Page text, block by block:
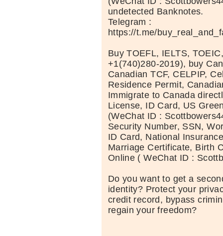
undetected Banknotes.
Telegram :
https://t.me/
Buy TOEFL, IELTS,
+1(740)280-2019), buy
Canadian TCF, CELPIP,
Residence Permit,
Immigrate to Canada
License, ID Card, US
(WeChat ID :
Security Number, SSN,
ID Card, National
Marriage Certificate, Birth
Online ( WeChat ID :
Do you want to get a
identity? Protect your
credit record, bypass
regain your freedom?